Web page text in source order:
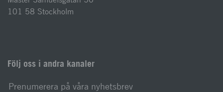
101 58 Stockholm
Följ oss i andra kanaler
Prenumerera på våra nyhetsbrev